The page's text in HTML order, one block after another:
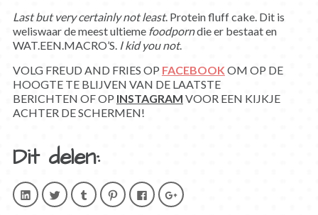
Last but very certainly not least. Protein fluff cake. Dit is
weliswaar de meest ultieme foodporndie er bestaat en
WAT.EEN.MACRO’S. I kid you not.
VOLG FREUD AND FRIES OP FACEBOOK OM OP DE
HOOGTE TE BLIJVEN VAN DE LAATSTE
BERICHTEN OF OP INSTAGRAM VOOR EEN KIJKJE
ACHTER DE SCHERMEN!
Dit delen:
Klik
om
op
Klik
om
te
Klik
om
op
Klik
om
op
Klik
om
te
Klik
om
op